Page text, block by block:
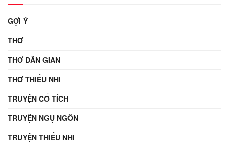
GỢI Ý
THƠ
THƠ DÂN GIAN
THƠ THIẾU NHI
TRUYỆN CỔ TÍCH
TRUYỆN NGỤ NGÔN
TRUYỆN THIẾU NHI